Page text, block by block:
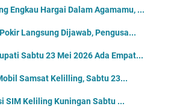
Engkau Hargai Dalam Agamamu, ...
Langsung Dijawab, Pengusa...
Sabtu 23 Mei 2026 Ada Empat...
Samsat Kelilling, Sabtu 23...
SIM Keliling Kuningan Sabtu ...